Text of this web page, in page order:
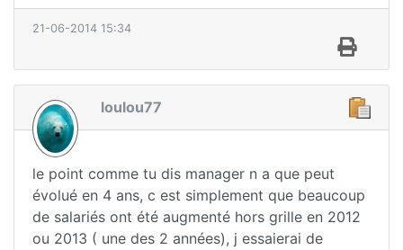
21-06-2014 15:34
loulou77
le point comme tu dis manager n a que peut
évolué en 4 ans, c est simplement que beaucoup
de salariés ont été augmenté hors grille en 2012
ou 2013 ( une des 2 années), j essaierai de